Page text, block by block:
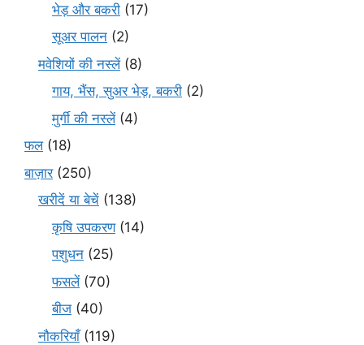
भेड़ और बकरी (17)
सूअर पालन (2)
मवेशियों की नस्लें(8)
गाय, भैंस, सुअर भेड़, बकरी (2)
मुर्गी की नस्लें(4)
फल(18)
बाज़ार(250)
खरीदें या बेचें (138)
कृषि उपकरण(14)
पशुधन (25)
फसलें(70)
बीज (40)
नौकरियाँ(119)